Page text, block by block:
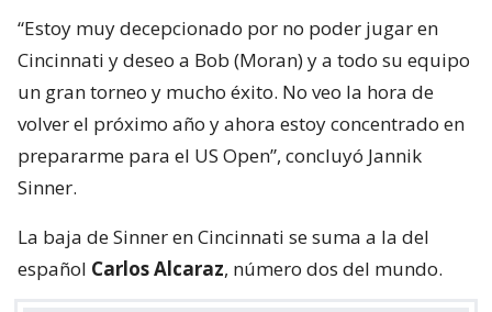
¿ENCONTRASTE UN
ERROR?
Revisa nuestra página de correcciones
Síguenos en: